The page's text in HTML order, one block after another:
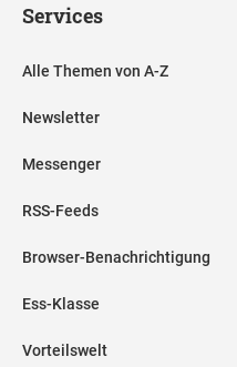
Services
Alle Themen von A-Z
Newsletter
Messenger
RSS-Feeds
Browser-Benachrichtigung
Ess-Klasse
Vorteilswelt